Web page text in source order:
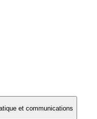
et communications